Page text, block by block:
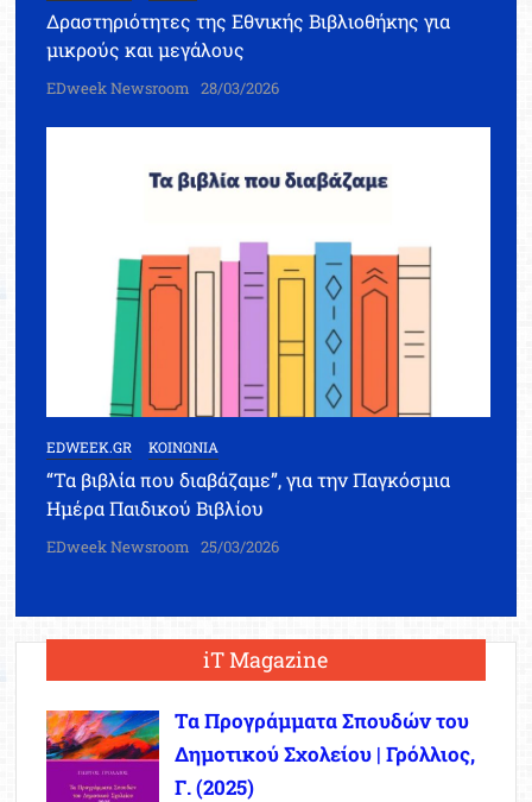
Δραστηριότητες της Εθνικής Βιβλιοθήκης για
μικρούς και μεγάλους
EDweek Newsroom 28/03/2026
EDWEEK.GR ΚΟΙΝΩΝΙΑ
“Τα βιβλία που διαβάζαμε”, για την Παγκόσμια
Ημέρα Παιδικού Βιβλίου
EDweek Newsroom 25/03/2026
iT Magazine
Τα Προγράμματα Σπουδών του
Δημοτικού Σχολείου | Γρόλλιος,
Γ. (2025)